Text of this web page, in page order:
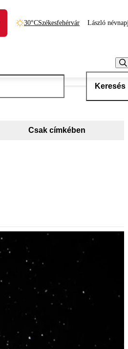
30°CSzékesfehérvár László
Keresés
Csak címkében